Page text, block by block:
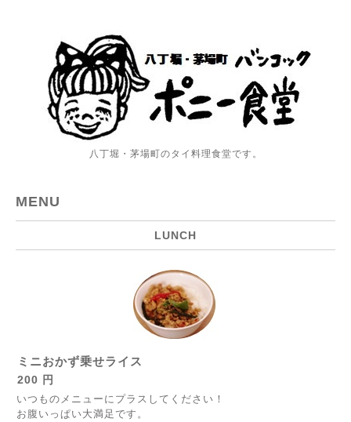
八丁堀・茅場町のタイ料理食堂です。
MENU
LUNCH
ミニおかず乗せライス
200 円
いつものメニューにプラスしてください！
お腹いっぱい大満足です。